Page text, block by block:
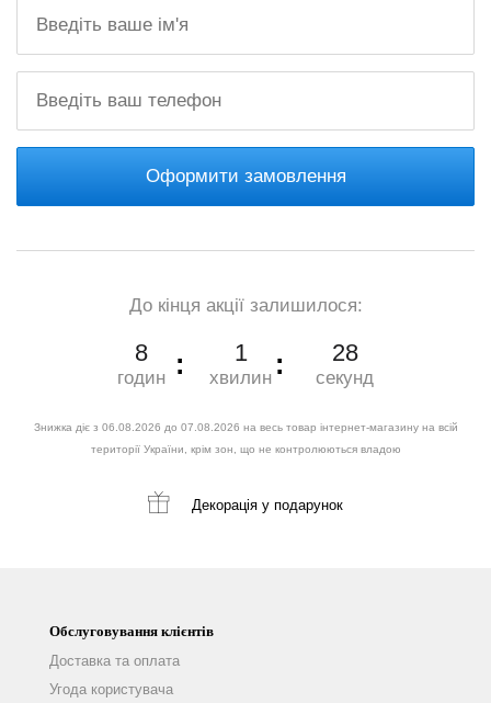
Оформити замовлення
До кінця акції залишилося:
8
годин
1
хвилин
27
секунд
Знижка діє з 06.08.2026 до 07.08.2026 на весь товар інтернет-магазину на всій
території України, крім зон, що не контролюються владою
Декорація у подарунок
Обслуговування клієнтів
Доставка та оплата
Угода користувача